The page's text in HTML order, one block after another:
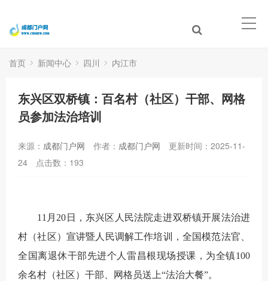
首页 新闻中心 四川 内江市
东兴区双桥镇：百名村（社区）干部、网格
员参加法治培训
来源： 成都门户网 作者： 成都门户网
更新时间：2025-11-
24
点击数： 193
11月20日，东兴区人民法院走进双桥镇开展法治进
村（社区）宣讲暨人民调解工作培训，全国模范法官、
全国离退休干部先进个人雷昌根现场授课，为全镇100
余名村（社区）干部、网格员送上“法治大餐”。